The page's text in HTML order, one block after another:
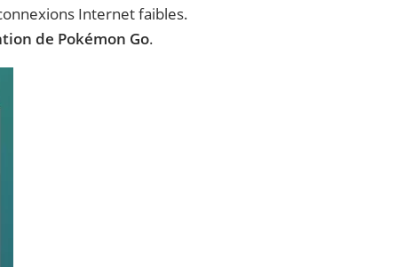
Internet faibles.
de Pokémon Go.